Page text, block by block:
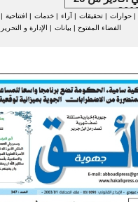
|حوارات |تحقيقات | آراء |خدمات | افتتاحية |
الفضاء المفتوح | بيانات | الإدارة و التحرير